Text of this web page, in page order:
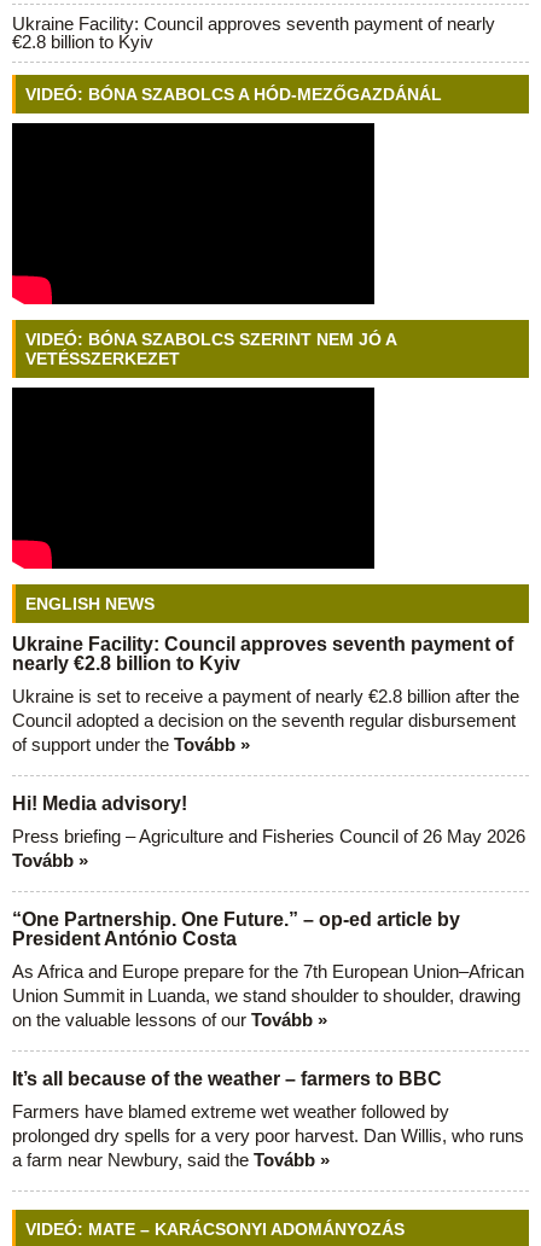
Ukraine Facility: Council approves seventh payment of nearly
€2.8 billion to Kyiv
VIDEÓ: BÓNA SZABOLCS A HÓD-MEZŐGAZDÁNÁL
VIDEÓ: BÓNA SZABOLCS SZERINT NEM JÓ A
VETÉSSZERKEZET
ENGLISH NEWS
Ukraine Facility: Council approves seventh payment of
nearly €2.8 billion to Kyiv
Ukraine is set to receive a payment of nearly €2.8 billion after the
Council adopted a decision on the seventh regular disbursement
of support under the Tovább »
Hi! Media advisory!
Press briefing – Agriculture and Fisheries Council of 26 May 2026
Tovább »
“One Partnership. One Future.” – op-ed article by
President António Costa
As Africa and Europe prepare for the 7th European Union–African
Union Summit in Luanda, we stand shoulder to shoulder, drawing
on the valuable lessons of our Tovább »
It’s all because of the weather – farmers to BBC
Farmers have blamed extreme wet weather followed by
prolonged dry spells for a very poor harvest. Dan Willis, who runs
a farm near Newbury, said the Tovább »
VIDEÓ: MATE – KARÁCSONYI ADOMÁNYOZÁS